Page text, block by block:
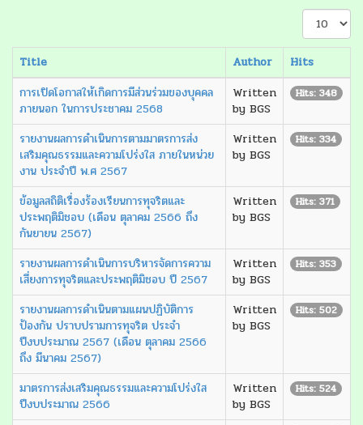
Display
#
Title
Author
Hits
การเปิดโอกาสให้เกิดการมีส่วนร่วมของบุคคล
ภายนอก ในการประชาคม 2568
Written
by BGS
Hits: 348
รายงานผลการดำเนินการตามมาตรการส่ง
เสริมคุณธรรมและความโปร่งใส ภายในหน่วย
งาน ประจำปี พ.ศ 2567
Written
by BGS
Hits: 334
ข้อมูลสถิติเรื่องร้องเรียนการทุจริตและ
ประพฤติมิชอบ (เดือน ตุลาคม 2566 ถึง
กันยายน 2567)
Written
by BGS
Hits: 371
รายงานผลการดำเนินการบริหารจัดการความ
เสี่ยงการทุจริตและประพฤติมิชอบ ปี 2567
Written
by BGS
Hits: 353
รายงานผลการดำเนินตามแผนปฏิบัติการ
ป้องกัน ปราบปรามการทุจริต ประจำ
ปีงบประมาณ 2567 (เดือน ตุลาคม 2566
ถึง มีนาคม 2567)
Written
by BGS
Hits: 502
มาตรการส่งเสริมคุณธรรมและความโปร่งใส
ปีงบประมาณ 2566
Written
by BGS
Hits: 524